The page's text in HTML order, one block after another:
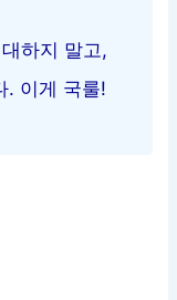
하지 말고,
. 이게 국룰!